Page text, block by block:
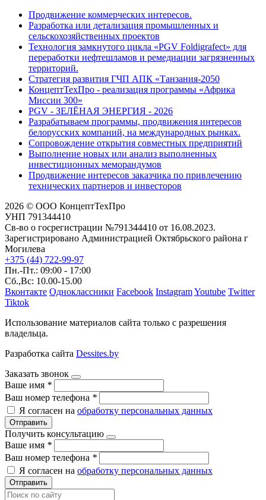
Продвижение коммерческих интересов.
Разработка или детализация промышленных и
сельскохозяйственных проектов
Технология замкнутого цикла «PGV Foldigrafect» для
переработки нефтешламов и ремедиации загрязненных
территорий.
Стратегия развития ГЧП АПК «Танзания-2050
КонцептТехПро - реализация программы «Африка
Миссии 300»
PGV - ЗЕЛЁНАЯ ЭНЕРГИЯ - 2026
Разрабатываем программы, продвижения интересов
белорусских компаний, на международных рынках.
Сопровождение открытия совместных предприятий
Выполнение новых или анализ выполненных
инвестиционных меморандумов
Продвижение интересов заказчика по привлечению
технических партнеров и инвесторов
2026 © ООО КонцептТехПро
УНП 791344410
Св-во о госрегистрации №791344410 от 16.08.2023.
Зарегистрировано Администрацией Октябрьского района г
Могилева
+375 (44) 722-99-97
Пн.-Пт.: 09:00 - 17:00
Сб.,Вс: 10.00-15.00
Вконтакте Одноклассники Facebook InstagramYoutube Twitter
Tiktok
Использование материалов сайта только с разрешения
владельца.
Разработка сайта Dessites.by
Заказать звонок
Ваше имя *
Ваш номер телефона *
Я согласен на обработку персональных данных
Отправить
Получить консультацию
Ваше имя *
Ваш номер телефона *
Я согласен на обработку персональных данных
Отправить